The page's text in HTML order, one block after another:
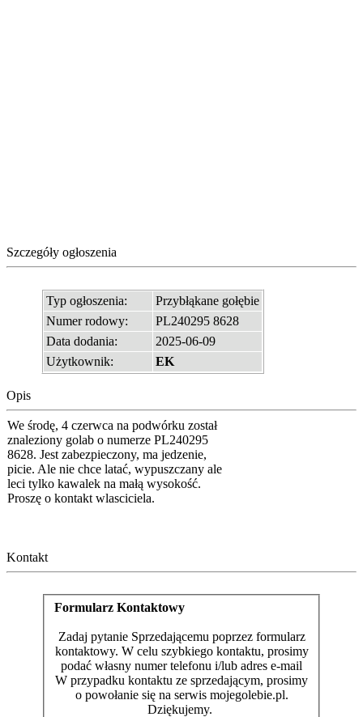
Szczegóły ogłoszenia
Typ ogłoszenia:
Przybłąkane gołębie
Numer rodowy:
PL240295 8628
Data dodania:
2025-06-09
Użytkownik:
EK
Opis
We środę, 4 czerwca na podwórku został
znaleziony golab o numerze PL240295
8628. Jest zabezpieczony, ma jedzenie,
picie. Ale nie chce latać, wypuszczany ale
leci tylko kawalek na małą wysokość.
Proszę o kontakt wlasciciela.
Kontakt
Formularz Kontaktowy
Zadaj pytanie Sprzedającemu poprzez formularz
kontaktowy. W celu szybkiego kontaktu, prosimy
podać własny numer telefonu i/lub adres e-mail
W przypadku kontaktu ze sprzedającym, prosimy
o powołanie się na serwis mojegolebie.pl.
Dziękujemy.